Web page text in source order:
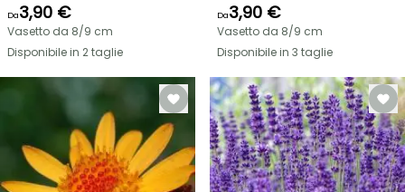
Da3,90 €
Vasetto da 8/9 cm
Disponibile in 2 taglie
Da3,90 €
Vasetto da 8/9 cm
Disponibile in 3 taglie